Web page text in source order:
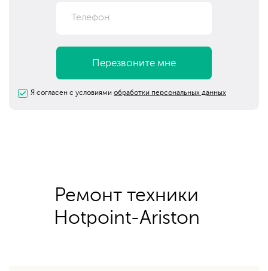
Я согласен с условиями обработки персональных данных
Ремонт техники
Hotpoint-Ariston